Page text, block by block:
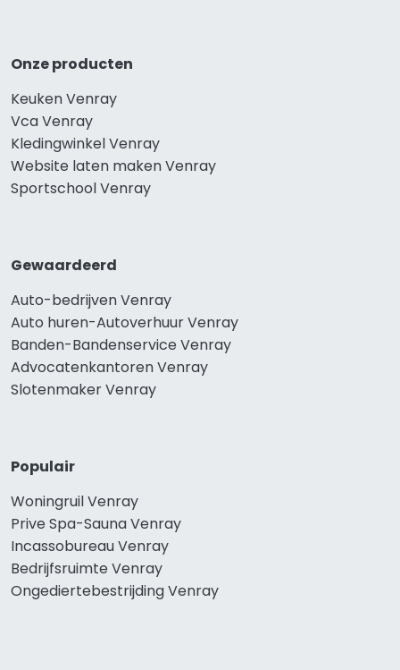
Onze producten
Keuken Venray
Vca Venray
Kledingwinkel Venray
Website laten maken Venray
Sportschool Venray
Gewaardeerd
Auto-bedrijven Venray
Auto huren-Autoverhuur Venray
Banden-Bandenservice Venray
Advocatenkantoren Venray
Slotenmaker Venray
Populair
Woningruil Venray
Prive Spa-Sauna Venray
Incassobureau Venray
Bedrijfsruimte Venray
Ongediertebestrijding Venray